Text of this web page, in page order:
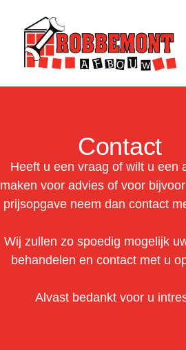
Contact
Heeft u een vraag of wilt u een
maken voor advies of voor
prijsopgave neem dan contact
Wij zullen zo spoedig mogelijk
behandelen en contact met u
Alvast bedankt voor u